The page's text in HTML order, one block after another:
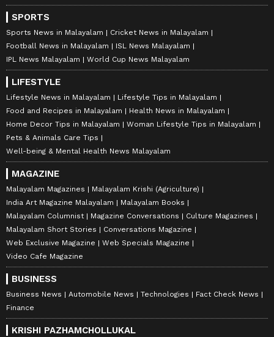
SPORTS
Sports News in Malayalam
Cricket News in Malayalam
Football News in Malayalam
ISL News Malayalam
IPL News Malayalam
World Cup News Malayalam
LIFESTYLE
Lifestyle News in Malayalam
Lifestyle Tips in Malayalam
Food and Recipes in Malayalam
Health News in Malayalam
Home Decor Tips in Malayalam
Woman Lifestyle Tips in Malayalam
Pets & Animals Care Tips
Well-being & Mental Health News Malayalam
MAGAZINE
Malayalam Magazines
Malayalam Krishi (Agriculture)
India Art Magazine Malayalam
Malayalam Books
Malayalam Columnist
Magazine Conversations
Culture Magazines
Malayalam Short Stories
Conversations Magazine
Web Exclusive Magazine
Web Specials Magazine
Video Cafe Magazine
BUSINESS
Business News Automobile News Technologies
Fact Check News
Finance
KRISHI PAZHAMCHOLLUKAL